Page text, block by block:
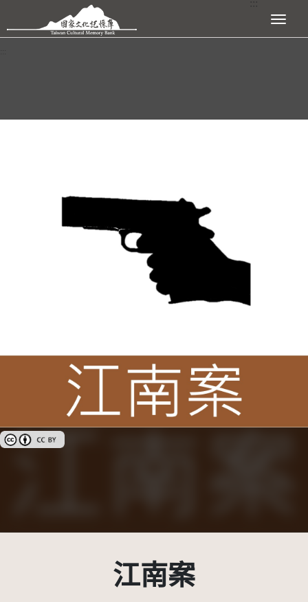
跳到主要內容區塊 展開選單
創用CC姓名標示 3.0 台灣及其後版本(CC BY 3.0 TW +)
江南案